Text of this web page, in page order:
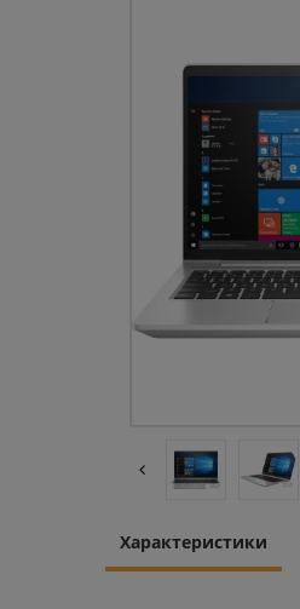
Характеристики